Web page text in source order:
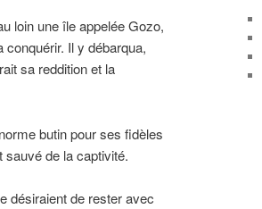
loin une île appelée Gozo,
conquérir. Il y débarqua,
sa reddition et la
butin pour ses fidèles
sauvé de la captivité.
désiraient de rester avec